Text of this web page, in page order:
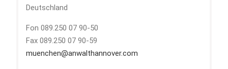
Deutschland
Fon 089.250 07 90-50
Fax 089.250 07 90-59
muenchen@anwalthannover.com